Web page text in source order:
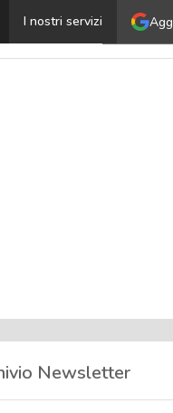
I nostri servizi
Newsletter